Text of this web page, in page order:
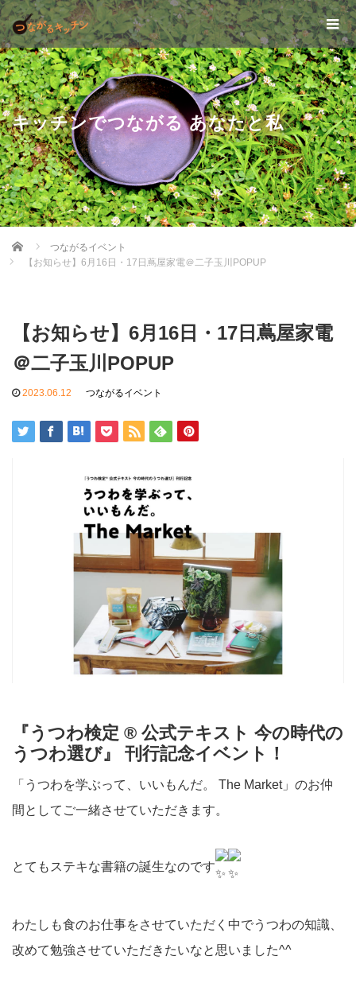
キッチンでつながる あなたと私
Home
つながるイベント
【お知らせ】6月16日・17日蔦屋家電＠二子玉川POPUP
【お知らせ】6月16日・17日蔦屋家電
＠二子玉川POPUP
2023.06.12 つながるイベント
『うつわ検定 ® 公式テキスト 今の時代の
うつわ選び』 刊行記念イベント！
「うつわを学ぶって、いいもんだ。 The Market」のお仲
間としてご一緒させていただきます。
とてもステキな書籍の誕生なのです
わたしも食のお仕事をさせていただく中でうつわの知識、
改めて勉強させていただきたいなと思いました^^